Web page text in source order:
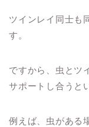
ツインレイ同士も
す。
ですから、虫とツ
サポートし合うと
例えば、虫がある